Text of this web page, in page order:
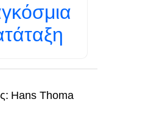
Hans Thoma